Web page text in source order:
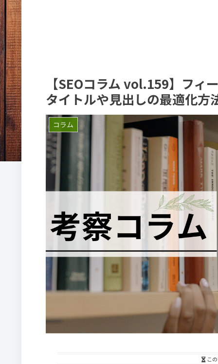
【SEOコラム vol.159】フィ
タイトルや見出しの最適化方
コラム
こ